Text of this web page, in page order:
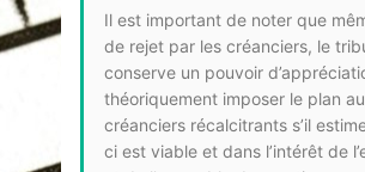
Il est important de noter que
de rejet par les créanciers, le
conserve un pouvoir
théoriquement imposer le plan
créanciers récalcitrants s’il
ci est viable et dans l’intérêt de